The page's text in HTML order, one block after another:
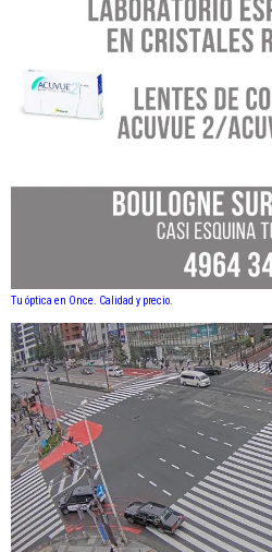
Tu óptica en Once. Calidad y precio.